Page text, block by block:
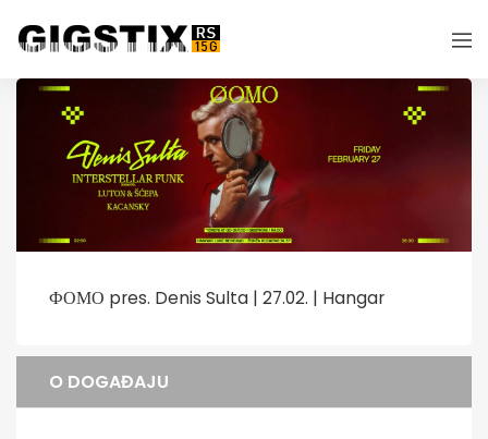
ФОМО pres. Denis Sulta | 27.02. | Hangar
O DOGAĐAJU